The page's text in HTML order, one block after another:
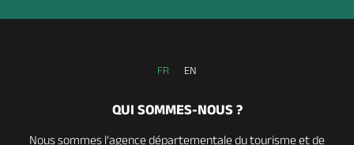
FR EN
QUI SOMMES-NOUS ?
Nous sommes l’agence départementale du tourisme et de